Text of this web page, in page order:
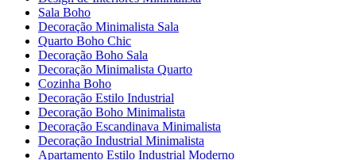
Sala Boho
Decoração Minimalista Sala
Quarto Boho Chic
Decoração Boho Sala
Decoração Minimalista Quarto
Cozinha Boho
Decoração Estilo Industrial
Decoração Boho Minimalista
Decoração Escandinava Minimalista
Decoração Industrial Minimalista
Apartamento Estilo Industrial Moderno